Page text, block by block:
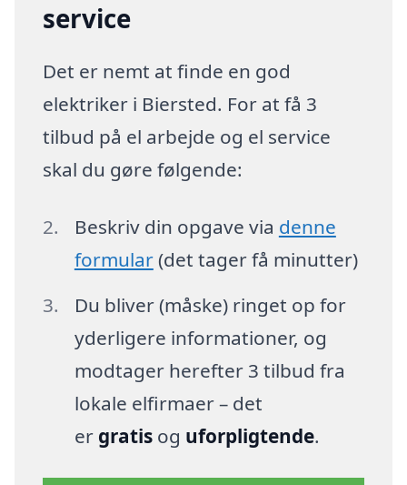
service
Det er nemt at finde en god
elektriker i Biersted. For at få 3
tilbud på el arbejde og el service
skal du gøre følgende:
Beskriv din opgave via denne
formular(det tager få minutter)
Du bliver (måske) ringet op for
yderligere informationer, og
modtager herefter 3 tilbud fra
lokale elfirmaer – det
er gratisog uforpligtende.